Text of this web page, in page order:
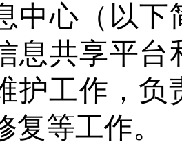
中心（以下
息共享平台
护工作，负
复等工作。